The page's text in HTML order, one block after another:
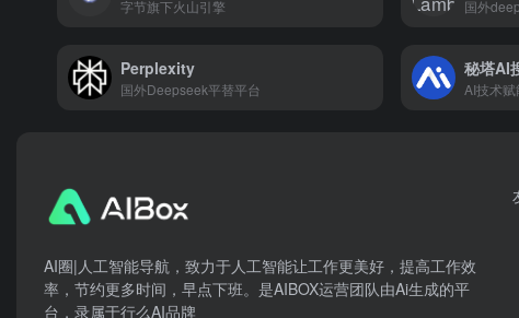
字节旗下火山引擎 国外
Perplexity
国外Deepseek平替平台
秘塔AI
AI技术
AI圈|人工智能导航，致力于人工智能让工作更美好，提高工作效
率，节约更多时间，早点下班。是AIBOX运营团队由Ai生成的平
台，录属于行么AI品牌